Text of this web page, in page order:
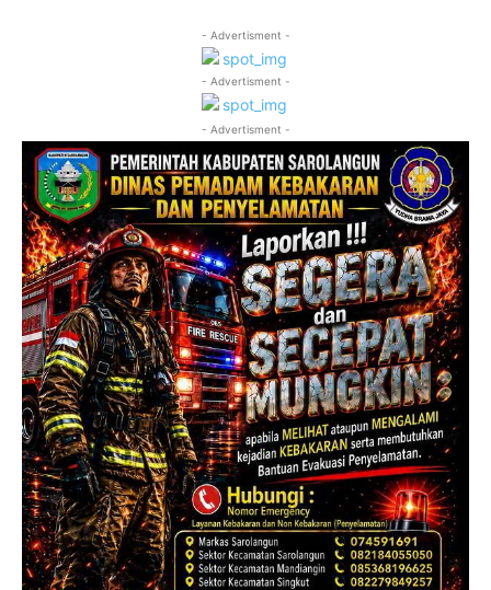
- Advertisment -
- Advertisment -
- Advertisment -